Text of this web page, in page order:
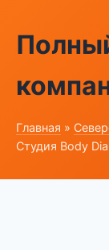
Главная »
Студия Body